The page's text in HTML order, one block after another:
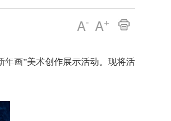
A- A+
年画”美术创作展示活动。现将活